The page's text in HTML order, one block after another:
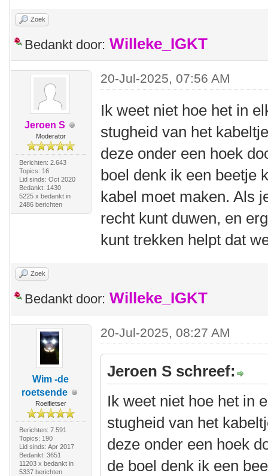
Zoek
Bedankt door: Willeke_IGKT
Jeroen S
Moderator
Berichten: 2.643
Topics: 16
Lid sinds: Oct 2020
Bedankt: 1430
5225 x bedankt in
2486 berichten
20-Jul-2025, 07:56 AM
Ik weet niet hoe het in
stugheid van het
deze onder een hoek
boel denk ik een beetje
kabel moet maken. Als
recht kunt duwen, en
kunt trekken helpt dat
Zoek
Bedankt door: Willeke_IGKT
Wim -de
roetsende
Roeifietser
Berichten: 7.591
Topics: 190
Lid sinds: Apr 2017
Bedankt: 3651
11203 x bedankt in
5337 berichten
20-Jul-2025, 08:27 AM
Jeroen S schreef:
Ik weet niet hoe het in
stugheid van het
deze onder een hoek
de boel denk ik een